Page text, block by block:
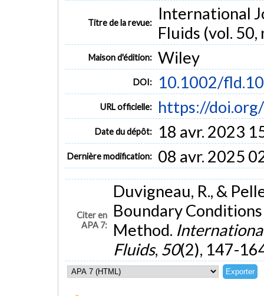
Titre de la revue:
International
Fluids (vol. 50,
Maison d'édition: Wiley
DOI: 10.1002/
URL officielle: https://
Date du dépôt: 18 avr. 2023
Dernière modification: 08 avr. 2025
Citer en
APA 7:
Duvigneau, R., &
Boundary
Method.
Fluids, 50(2), 147-